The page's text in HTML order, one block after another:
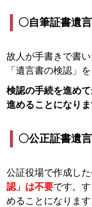
〇自筆証書遺
故人が手書きで書
「遺言書の検認」
検認の手続を進め
進めることになりま
〇公正証書遺
公証役場で作成し
認」は不要です。
めることになります